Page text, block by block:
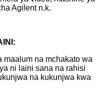
Agilent n.k.
:
maalum na mchakato wa
ni laini sana na rahisi
na kukunjwa kwa